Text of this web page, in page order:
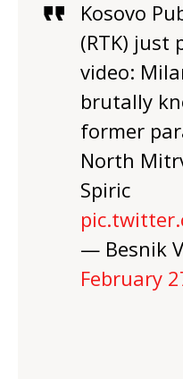
Kosovo
(RTK) just
video:
brutally
former
North
Spiric
— Besnik
February